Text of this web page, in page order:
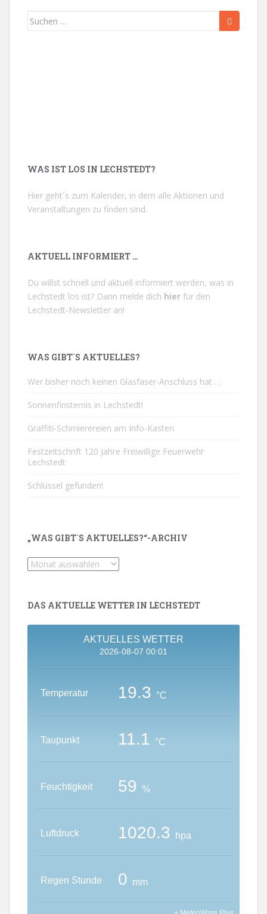
Suchen
WAS IST LOS IN LECHSTEDT?
Hier geht´s zum Kalender, in dem alle Aktionen und
Veranstaltungen zu finden sind.
AKTUELL INFORMIERT …
Du willst schnell und aktuell informiert werden, was in
Lechstedt los ist? Dann melde dich hier für den
Lechstedt-Newsletter an!
WAS GIBT´S AKTUELLES?
Wer bisher noch keinen Glasfaser-Anschluss hat …
Sonnenfinsternis in Lechstedt!
Graffiti-Schmierereien am Info-Kasten
Festzeitschrift 120 Jahre Freiwillige Feuerwehr
Lechstedt
Schlüssel gefunden!
„WAS GIBT´S AKTUELLES?“-ARCHIV
„Was
Aktuelles?“-
DAS AKTUELLE WETTER IN LECHSTEDT